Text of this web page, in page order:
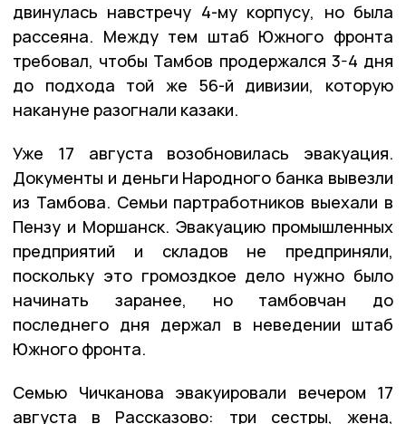
двинулась навстречу 4-му корпусу, но была
рассеяна. Между тем штаб Южного фронта
требовал, чтобы Тамбов продержался 3-4 дня
до подхода той же 56-й дивизии, которую
накануне разогнали казаки.
Уже 17 августа возобновилась эвакуация.
Документы и деньги Народного банка вывезли
из Тамбова. Семьи партработников выехали в
Пензу и Моршанск. Эвакуацию промышленных
предприятий и складов не предприняли,
поскольку это громоздкое дело нужно было
начинать заранее, но тамбовчан до
последнего дня держал в неведении штаб
Южного фронта.
Семью Чичканова эвакуировали вечером 17
августа в Рассказово: три сестры, жена,